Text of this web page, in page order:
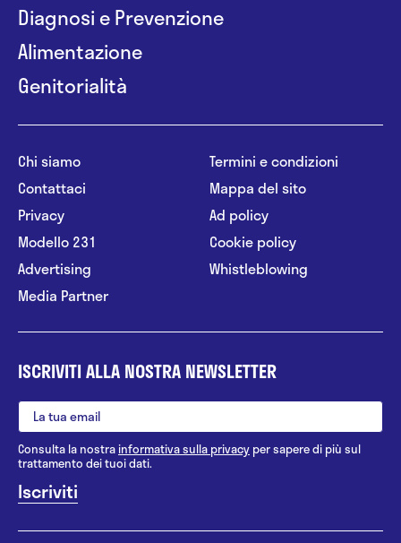
Diagnosi e Prevenzione
Alimentazione
Genitorialità
Chi siamo
Contattaci
Privacy
Modello 231
Advertising
Media Partner
Termini e condizioni
Mappa del sito
Ad policy
Cookie policy
Whistleblowing
ISCRIVITI ALLA NOSTRA NEWSLETTER
Consulta la nostrainformativa sulla privacy per sapere di più sul
trattamento dei tuoi dati.